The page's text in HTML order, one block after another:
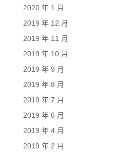
2020 年 1 月
2019 年 12 月
2019 年 11 月
2019 年 10 月
2019 年 9 月
2019 年 8 月
2019 年 7 月
2019 年 6 月
2019 年 4 月
2019 年 2 月